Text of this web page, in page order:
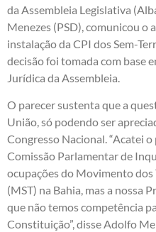
da Assembleia Legislativa
Menezes (PSD), comunicou
instalação da CPI dos Sem-
decisão foi tomada com base
Jurídica da Assembleia.
O parecer sustenta que a
União, só podendo ser
Congresso Nacional. “Acatei
Comissão Parlamentar de
ocupações do Movimento dos
(MST) na Bahia, mas a nossa
que não temos competência
Constituição”, disse Adolfo